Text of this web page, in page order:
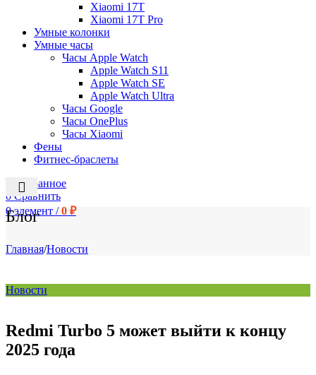
Xiaomi 17T
Xiaomi 17T Pro
Умные колонки
Умные часы
Часы Apple Watch
Apple Watch S11
Apple Watch SE
Apple Watch Ultra
Часы Google
Часы OnePlus
Часы Xiaomi
Фены
Фитнес-браслеты
Избранное
0 Сравнить
0элемент / 0 ₽
Блог
Главная/Новости
Новости
Redmi Turbo 5 может выйти к концу
2025 года